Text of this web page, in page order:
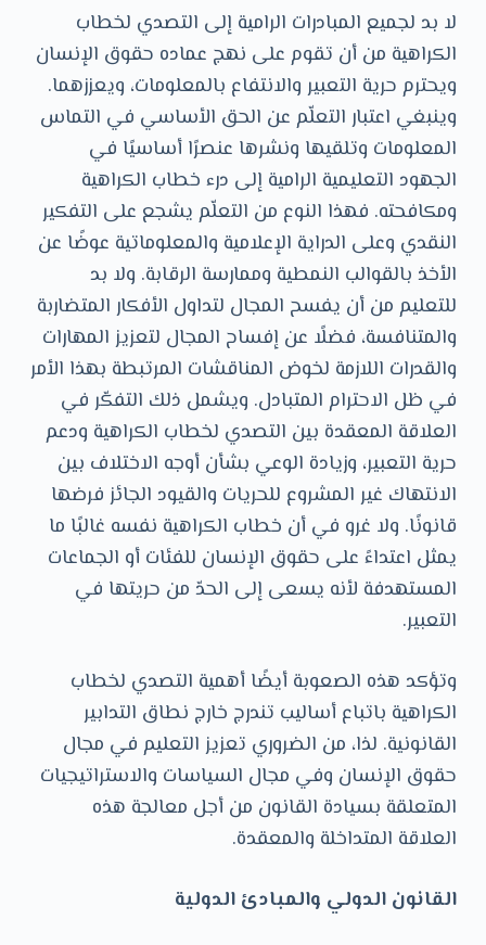
لا بد لجميع المبادرات الرامية إلى التصدي لخطاب
الكراهية من أن تقوم على نهج عماده حقوق الإنسان
ويحترم حرية التعبير والانتفاع بالمعلومات، ويعززهما.
وينبغي اعتبار التعلّم عن الحق الأساسي في التماس
المعلومات وتلقيها ونشرها عنصرًا أساسيًا في
الجهود التعليمية الرامية إلى درء خطاب الكراهية
ومكافحته. فهذا النوع من التعلّم يشجع على التفكير
النقدي وعلى الدراية الإعلامية والمعلوماتية عوضًا عن
الأخذ بالقوالب النمطية وممارسة الرقابة. ولا بد
للتعليم من أن يفسح المجال لتداول الأفكار المتضاربة
والمتنافسة، فضلًا عن إفساح المجال لتعزيز المهارات
والقدرات اللازمة لخوض المناقشات المرتبطة بهذا الأمر
في ظل الاحترام المتبادل. ويشمل ذلك التفكّر في
العلاقة المعقدة بين التصدي لخطاب الكراهية ودعم
حرية التعبير، وزيادة الوعي بشأن أوجه الاختلاف بين
الانتهاك غير المشروع للحريات والقيود الجائز فرضها
قانونًا. ولا غرو في أن خطاب الكراهية نفسه غالبًا ما
يمثل اعتداءً على حقوق الإنسان للفئات أو الجماعات
المستهدفة لأنه يسعى إلى الحدّ من حريتها في
التعبير.
وتؤكد هذه الصعوبة أيضًا أهمية التصدي لخطاب
الكراهية باتباع أساليب تندرج خارج نطاق التدابير
القانونية. لذا، من الضروري تعزيز التعليم في مجال
حقوق الإنسان وفي مجال السياسات والاستراتيجيات
المتعلقة بسيادة القانون من أجل معالجة هذه
العلاقة المتداخلة والمعقدة.
القانون الدولي والمبادئ الدولية